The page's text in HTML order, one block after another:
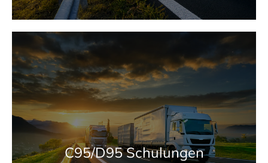
C95/D95 Schulungen